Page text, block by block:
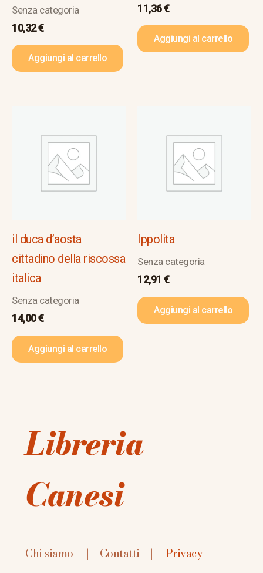
Senza categoria
10,32€
Aggiungi al carrello
11,36€
Aggiungi al carrello
il duca d’aosta
cittadino della riscossa
italica
Senza categoria
14,00€
Aggiungi al carrello
Ippolita
Senza categoria
12,91 €
Aggiungi al carrello
Libreria
Canesi
Chi siamo | Contatti | Privacy